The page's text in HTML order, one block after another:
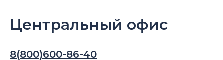
Центральный офис
8(800)600-86-40